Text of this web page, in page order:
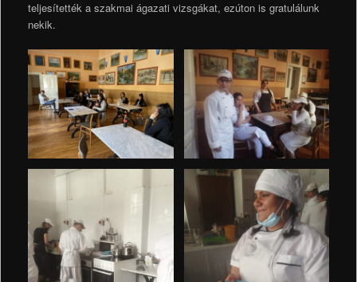
teljesítették a szakmai ágazati vizsgákat, ezúton is gratulálunk
nekik.